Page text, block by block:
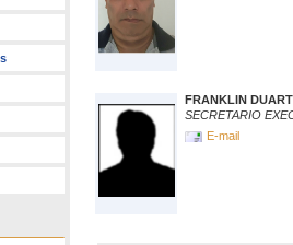
FRANKLIN
SECRETARIO
E-mail